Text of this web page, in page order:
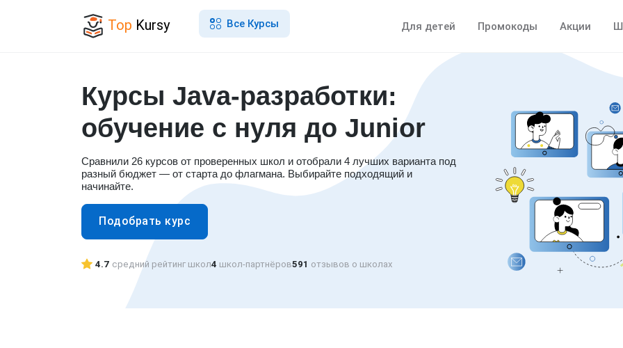
Top Kursy Все Курсы Для детей Промокоды Акции
Курсы Java-разработки:
обучение с нуля до Junior
Сравнили 26 курсов от проверенных школ и отобрали 4 лучших варианта под
разный бюджет — от старта до флагмана. Выбирайте подходящий и
начинайте.
Подобрать курс
4.7 средний рейтинг школ4 школ-партнёров591 отзывов о школах